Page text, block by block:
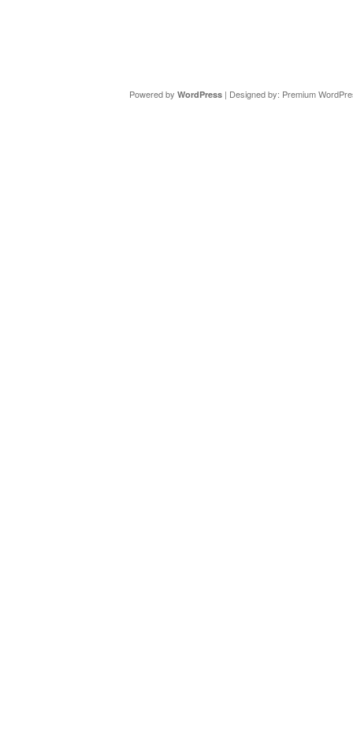
Powered by WordPress| Designed by: Premium